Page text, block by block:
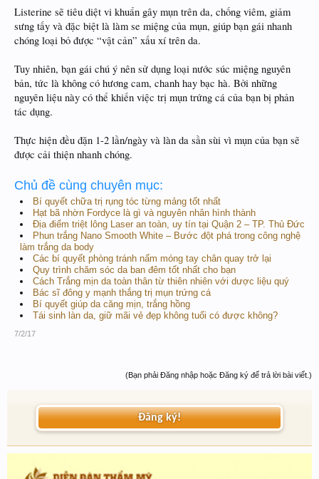
Listerine sẽ tiêu diệt vi khuẩn gây mụn trên da, chống viêm, giảm
sưng tấy và đặc biệt là làm se miệng của mụn, giúp bạn gái nhanh
chóng loại bỏ được “vật cản” xấu xí trên da.
Tuy nhiên, bạn gái chú ý nên sử dụng loại nước súc miệng nguyên
bản, tức là không có hương cam, chanh hay bạc hà. Bởi những
nguyên liệu này có thể khiến việc trị mụn trứng cá của bạn bị phản
tác dụng.
Thực hiện đều đặn 1-2 lần/ngày và làn da sần sùi vì mụn của bạn sẽ
được cải thiện nhanh chóng.
Chủ đề cùng chuyên mục:
Bí quyết chữa trị rụng tóc từng mảng tốt nhất
Hạt bã nhờn Fordyce là gì và nguyên nhân hình thành
Địa điểm triệt lông Laser an toàn, uy tín tại Quận 2 – TP. Thủ Đức
Phun trắng Nano Smooth White – Bước đột phá trong công nghệ
làm trắng da body
Các bí quyết phòng tránh nấm móng tay chân quay trở lại
Quy trình chăm sóc da ban đêm tốt nhất cho bạn
Cách Trắng mịn da toàn thân từ thiên nhiên với dược liệu quý
Bác sĩ đông y mạnh thắng trị mụn trứng cá
Bí quyết giúp da căng mịn, trắng hồng
Tái sinh làn da, giữ mãi vẻ đẹp không tuổi có được không?
7/2/17
(Bạn phải Đăng nhập hoặc Đăng ký để trả lời bài viết.)
Đăng ký!